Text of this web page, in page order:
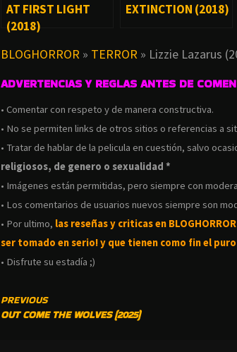
AT FIRST LIGHT
(2018)
EXTINCTION (2018)
BLOGHORROR » TERROR » Lizzie Lazarus
ADVERTENCIAS Y REGLAS ANTES DE
• Comentar con respeto y de manera constructiva.
• No se permiten links de otros sitios o referencias a
• Tratar de hablar de la pelicula en cuestión, salvo
religiosos, de genero o sexualidad *
• Imágenes están permitidas, pero siempre con
• Los comentarios de usuarios nuevos siempre son
• Por ultimo, las reseñas y criticas en
ser tomado en serio! y que tienen como fin el
• Disfrute su estadía ;)
CONTINUE
READING
PREVIOUS
OUT COME THE WOLVES (2025)